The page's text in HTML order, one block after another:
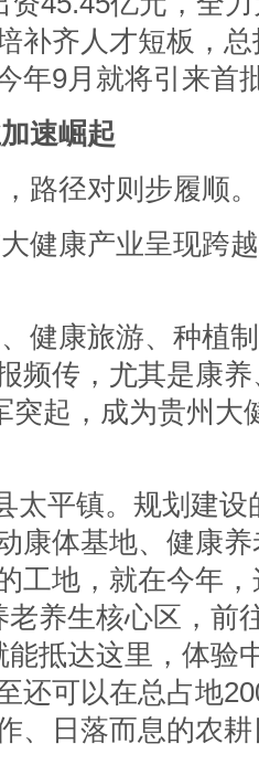
补齐人才短板，
年9月就将引来首
速崛起
路径对则步履顺。
健康产业呈现跨
健康旅游、种植
频传，尤其是康
突起，成为贵州大
太平镇。规划建
康体基地、健康
工地，就在今年
养生核心区，前
能抵达这里，体验
还可以在总占地
、日落而息的农